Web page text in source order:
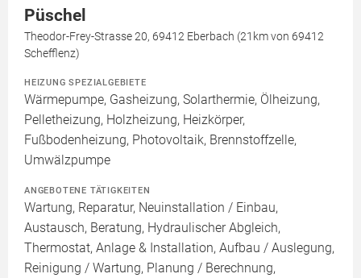
Püschel
Theodor-Frey-Strasse 20, 69412 Eberbach (21km von 69412
Schefflenz)
HEIZUNG SPEZIALGEBIETE
Wärmepumpe, Gasheizung, Solarthermie, Ölheizung,
Pelletheizung, Holzheizung, Heizkörper,
Fußbodenheizung, Photovoltaik, Brennstoffzelle,
Umwälzpumpe
ANGEBOTENE TÄTIGKEITEN
Wartung, Reparatur, Neuinstallation / Einbau,
Austausch, Beratung, Hydraulischer Abgleich,
Thermostat, Anlage & Installation, Aufbau / Auslegung,
Reinigung / Wartung, Planung / Berechnung,